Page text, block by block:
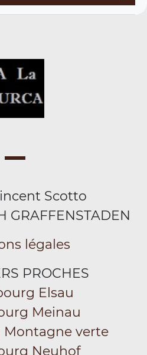
Scotto
GRAFFENSTADEN
légales
PROCHES
Elsau
Meinau
Montagne verte
Neuhof